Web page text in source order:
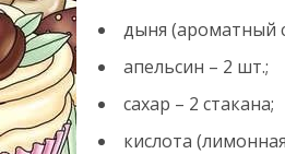
дыня (ароматный
апельсин – 2 шт.;
сахар – 2 стакана;
кислота